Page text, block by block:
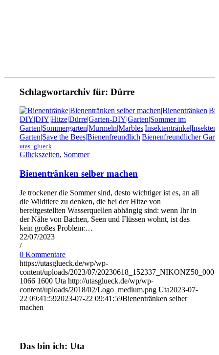
Schlagwortarchiv für:Dürre
utas_glueck
Glückszeiten, Sommer
Bienentränken selber machen
Je trockener die Sommer sind, desto wichtiger ist es, an all
die Wildtiere zu denken, die bei der Hitze von
bereitgestellten Wasserquellen abhängig sind: wenn Ihr in
der Nähe von Bächen, Seen und Flüssen wohnt, ist das
kein großes Problem:…
22/07/2023
/
0 Kommentare
https://utasglueck.de/wp/wp-
content/uploads/2023/07/
1066 1600 Uta http://utasglueck.de/wp/wp-
content/uploads/2018/02/Logo_medium.png Uta2023-07-
22 09:41:592023-07-22 09:41:59Bienentränken selber
machen
Das bin ich: Uta